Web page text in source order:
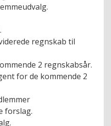
regnskab til
2 regnskabsår.
for de kommende 2
forslag.